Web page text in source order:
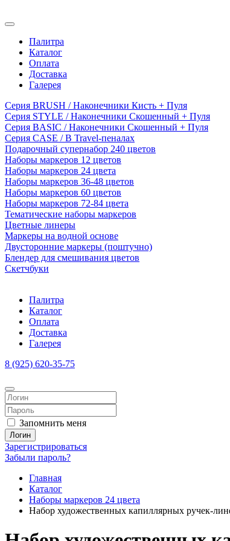
Палитра
Каталог
Оплата
Доставка
Галерея
Серия BRUSH / Наконечники Кисть + Пуля
Серия STYLE / Наконечники Скошенный + Пуля
Серия BASIC / Наконечники Скошенный + Пуля
Серия CASE / В Travel-пеналах
Подарочный супернабор 240 цветов
Наборы маркеров 12 цветов
Наборы маркеров 24 цвета
Наборы маркеров 36-48 цветов
Наборы маркеров 60 цветов
Наборы маркеров 72-84 цвета
Тематические наборы маркеров
Цветные линеры
Маркеры на водной основе
Двусторонние маркеры (поштучно)
Блендер для смешивания цветов
Скетчбуки
Палитра
Каталог
Оплата
Доставка
Галерея
8 (925) 620-35-75
Запомнить меня
Логин
Зарегистрироваться
Забыли пароль?
Главная
Каталог
Наборы маркеров 24 цвета
Набор художественных капиллярных ручек-